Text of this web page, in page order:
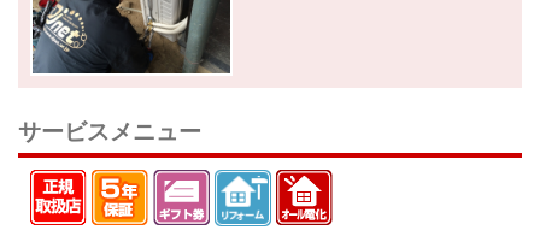
サービスメニュー